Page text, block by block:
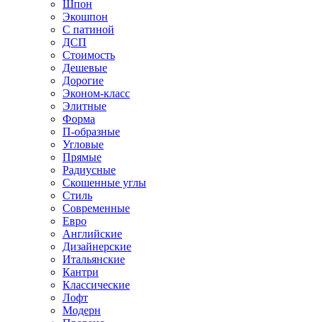
Шпон
Экошпон
С патиной
ДСП
Стоимость
Дешевые
Дорогие
Эконом-класс
Элитные
Форма
П-образные
Угловые
Прямые
Радиусные
Скошенные углы
Стиль
Современные
Евро
Английские
Дизайнерские
Итальянские
Кантри
Классические
Лофт
Модерн